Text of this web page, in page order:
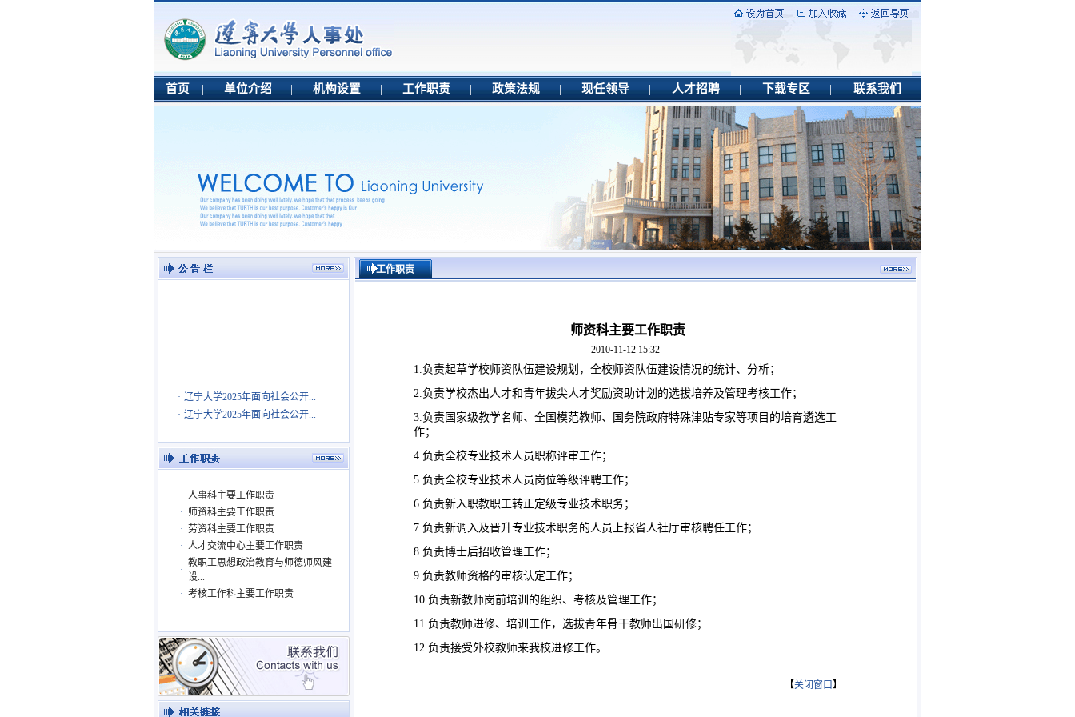
首页 | 单位介绍 | 机构设置 | 工作职责 | 政策法规 | 现任领导 | 人才招聘 | 下载专区 | 联系我们
· 辽宁大学2025年面向社会公开...
· 辽宁大学2025年面向社会公开...
· 辽宁大学2025年面向社会公开...
· 人事科主要工作职责
· 师资科主要工作职责
· 劳资科主要工作职责
· 人才交流中心主要工作职责
·
教职工思想政治教育与师德师风建
设...
· 考核工作科主要工作职责
工作职责
师资科主要工作职责
2010-11-12 15:32
1.负责起草学校师资队伍建设规划，全校师资队伍建设情况的统计、分析；
2.负责学校杰出人才和青年拔尖人才奖励资助计划的选拔培养及管理考核工作；
3.负责国家级教学名师、全国模范教师、国务院政府特殊津贴专家等项目的培育遴选工
作；
4.负责全校专业技术人员职称评审工作；
5.负责全校专业技术人员岗位等级评聘工作；
6.负责新入职教职工转正定级专业技术职务；
7.负责新调入及晋升专业技术职务的人员上报省人社厅审核聘任工作；
8.负责博士后招收管理工作；
9.负责教师资格的审核认定工作；
10.负责新教师岗前培训的组织、考核及管理工作；
11.负责教师进修、培训工作，选拔青年骨干教师出国研修；
12.负责接受外校教师来我校进修工作。
【关闭窗口】